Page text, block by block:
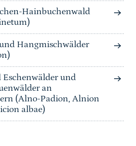
Hainbuchenwald
Hangmischwälder
und
an
(Alno-Padion, Alnion
albae)